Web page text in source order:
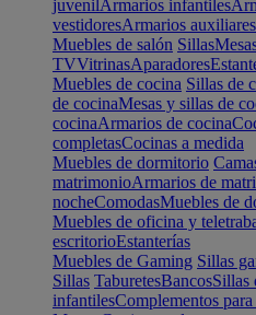
juvenilArmarios infantiles
vestidoresArmarios auxiliares
Muebles de salón Sillas
TVVitrinasAparadores
Muebles de cocina Sillas de
de cocinaMesas y sillas de
cocinaArmarios de cocina
completasCocinas a medida
Muebles de dormitorio
matrimonioArmarios de
nocheComodasMuebles de
Muebles de oficina y
escritorioEstanterías
Muebles de Gaming Sillas
Sillas TaburetesBancosSillas
infantilesComplementos